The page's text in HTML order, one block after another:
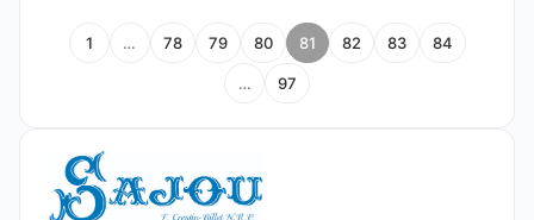
1 … 78 79 80 81 82 83 84
… 97